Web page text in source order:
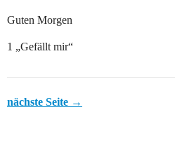
Guten Morgen
1 „Gefällt mir“
nächste Seite →